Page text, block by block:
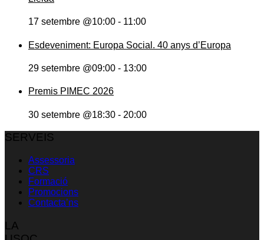
17 setembre @10:00 - 11:00
Esdeveniment: Europa Social. 40 anys d’Europa
29 setembre @09:00 - 13:00
Premis PIMEC 2026
30 setembre @18:30 - 20:00
SERVEIS
Assessoria
CRS
Formació
Promocions
Contacta’ns
LA